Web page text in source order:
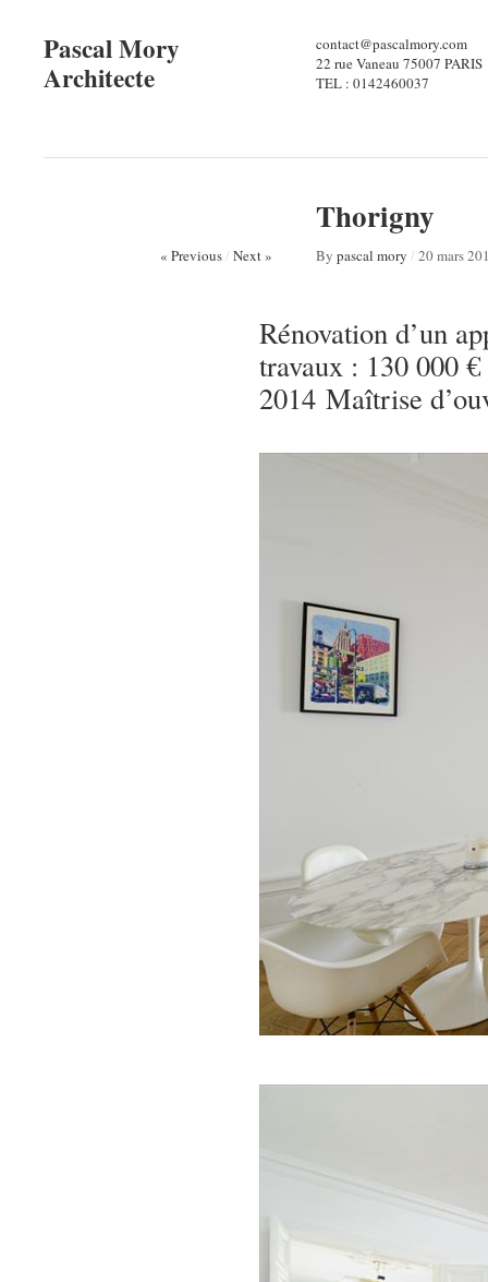
Pascal Mory
Architecte
contact@pascalmory.com
22 rue Vaneau 75007 PARIS
TEL : 0142460037
Thorigny
« Previous/ Next » By pascal mory / 20 mars
Rénovation d’un
travaux : 130 000
2014 Maîtrise